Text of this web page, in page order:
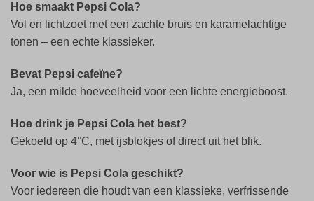
Hoe smaakt Pepsi Cola?
Vol en lichtzoet met een zachte bruis en karamelachtige
tonen – een echte klassieker.
Bevat Pepsi cafeïne?
Ja, een milde hoeveelheid voor een lichte energieboost.
Hoe drink je Pepsi Cola het best?
Gekoeld op 4°C, met ijsblokjes of direct uit het blik.
Voor wie is Pepsi Cola geschikt?
Voor iedereen die houdt van een klassieke, verfrissende